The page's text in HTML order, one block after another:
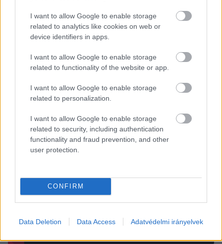
I want to allow Google to enable storage
related to analytics like cookies on web or
device identifiers in apps.
I want to allow Google to enable storage
related to functionality of the website or app.
I want to allow Google to enable storage
related to personalization.
I want to allow Google to enable storage
related to security, including authentication
functionality and fraud prevention, and other
user protection.
CONFIRM
Data Deletion Data Access Adatvédelmi irányelvek
kiszáradtak a lakiteleki tőzegbánya-tavak, és mit
okoz – az elvileg csapadékos – őszi időszakban
Balogh Péter szerint mindenki beleszületik a
tájba. A huszadik században azonban a modern
ember saját döntésével leválasztotta magát a
természetről és a tájról. Ezt a távolságot ma
tovább erősíti a virtuális és technológiai világ.
Van azonban megoldás, erről szól a KecsUP
Hírek riportja.